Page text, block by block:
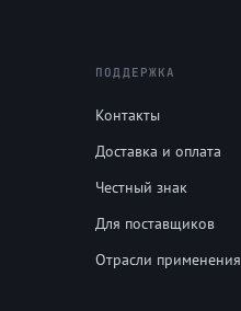
ПОДДЕРЖКА
Контакты
Доставка и оплата
Честный знак
Для поставщиков
Отрасли применения